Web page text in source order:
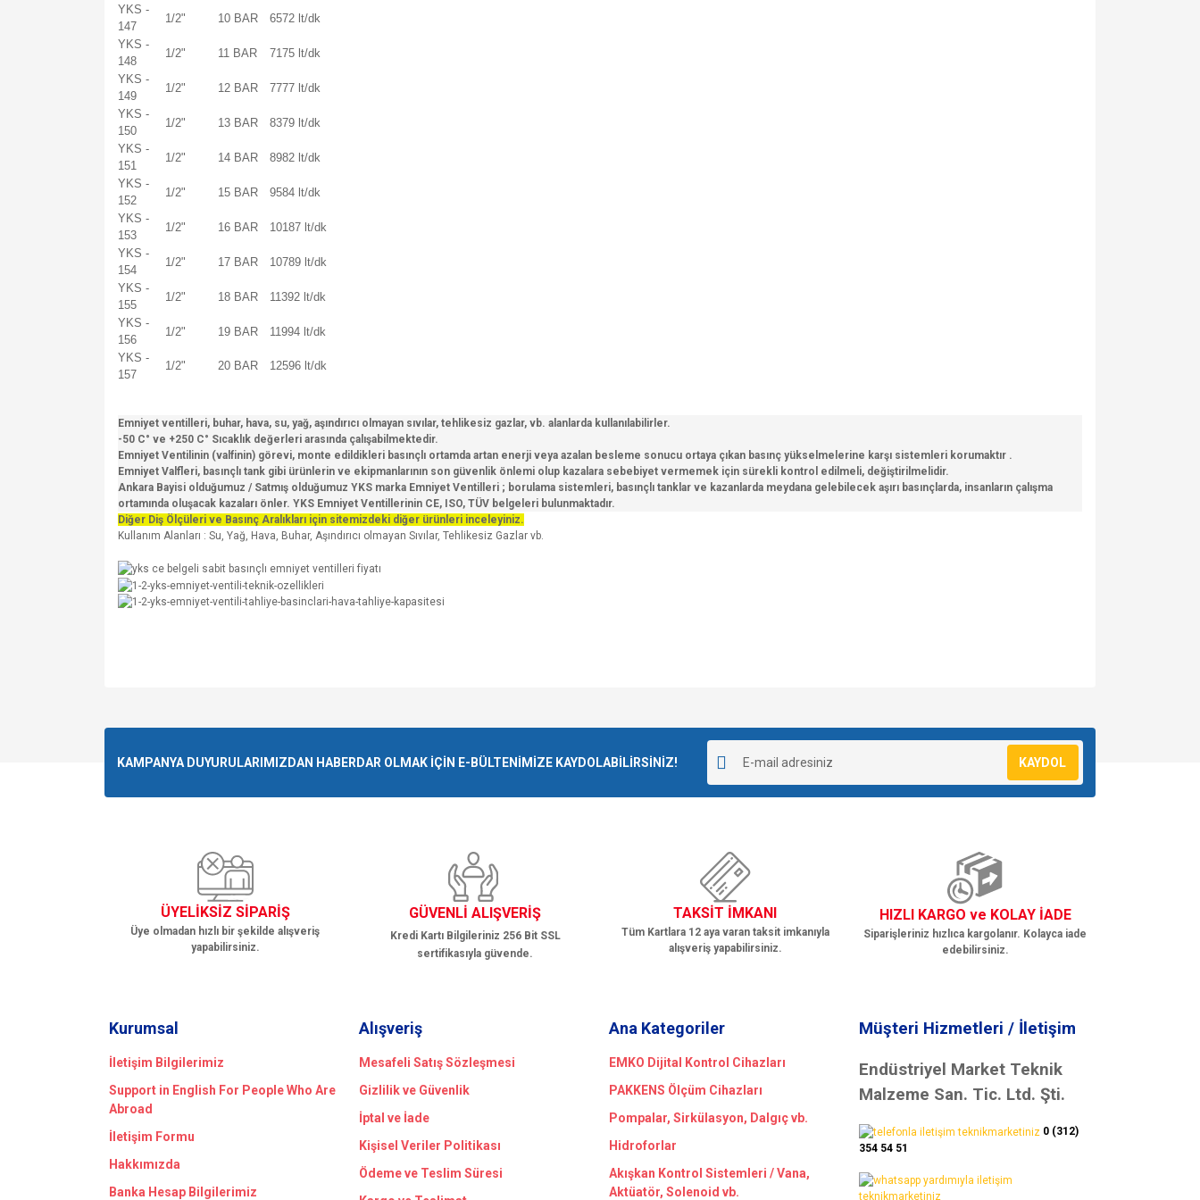
YKS -
147
1/2" 10 BAR
6572 lt/dk
YKS -
148
1/2" 11 BAR
7175 lt/dk
YKS -
149
1/2" 12 BAR
7777 lt/dk
YKS -
150
1/2" 13 BAR
8379 lt/dk
YKS -
151
1/2" 14 BAR
8982 lt/dk
YKS -
152
1/2" 15 BAR
9584 lt/dk
YKS -
153
1/2" 16 BAR
10187 lt/dk
YKS -
154
1/2" 17 BAR
10789 lt/dk
YKS -
155
1/2" 18 BAR
11392 lt/dk
YKS -
156
1/2" 19 BAR
11994 lt/dk
YKS -
157
1/2" 20 BAR 12596 lt/dk
Emniyet ventilleri, buhar, hava, su, yağ, aşındırıcı olmayan sıvılar, tehlikesiz gazlar, vb. alanlarda kullanılabilirler.
-50 C° ve +250 C° Sıcaklık değerleri arasında çalışabilmektedir.
Emniyet Ventilinin (valfinin) görevi, monte edildikleri basınçlı ortamda artan enerji veya azalan besleme sonucu ortaya çıkan basınç yükselmelerine karşı sistemleri korumaktır .
Emniyet Valfleri, basınçlı tank gibi ürünlerin ve ekipmanlarının son güvenlik önlemi olup kazalara sebebiyet vermemek için sürekli kontrol edilmeli, değiştirilmelidir.
Ankara Bayisi olduğumuz / Satmış olduğumuz YKS marka Emniyet Ventilleri ; borulama sistemleri, basınçlı tanklar ve kazanlarda meydana gelebilecek aşırı basınçlarda, insanların çalışma
ortamında oluşacak kazaları önler. YKS Emniyet Ventillerinin CE, ISO, TÜV belgeleri bulunmaktadır.
Diğer Diş Ölçüleri ve Basınç Aralıkları için sitemizdeki diğer ürünleri inceleyiniz.
Kullanım Alanları : Su, Yağ, Hava, Buhar, Aşındırıcı olmayan Sıvılar, Tehlikesiz Gazlar vb.
Ürün resmi kalitesiz, bozuk veya görüntülenemiyor.
Bu ürüne benzer farklı alternatifler olmalı.
KAMPANYA DUYURULARIMIZDAN HABERDAR OLMAK İÇİN E-BÜLTENİMİZE KAYDOLABİLİRSİNİZ! KAYDOL
ÜYELİKSİZ SİPARİŞ
Üye olmadan hızlı bir şekilde alışveriş
yapabilirsiniz.
GÜVENLİ ALIŞVERİŞ
Kredi Kartı Bilgileriniz 256 Bit SSL
sertifikasıyla güvende.
TAKSİT İMKANI
Tüm Kartlara 12 aya varan taksit imkanıyla
alışveriş yapabilirsiniz.
HIZLI KARGO ve KOLAY İADE
Siparişleriniz hızlıca kargolanır. Kolayca iade
edebilirsiniz.
Kurumsal
İletişim Bilgilerimiz
Support in English For People Who Are
Abroad
İletişim Formu
Hakkımızda
Banka Hesap Bilgilerimiz
Alışveriş
Mesafeli Satış Sözleşmesi
Gizlilik ve Güvenlik
İptal ve İade
Kişisel Veriler Politikası
Ödeme ve Teslim Süresi
Ana Kategoriler
EMKO Dijital Kontrol Cihazları
PAKKENS Ölçüm Cihazları
Pompalar, Sirkülasyon, Dalgıç vb.
Hidroforlar
Akışkan Kontrol Sistemleri / Vana,
Aktüatör, Solenoid vb.
Müşteri Hizmetleri / İletişim
Endüstriyel Market Teknik
Malzeme San. Tic. Ltd. Şti.
0 (312)
354 54 51